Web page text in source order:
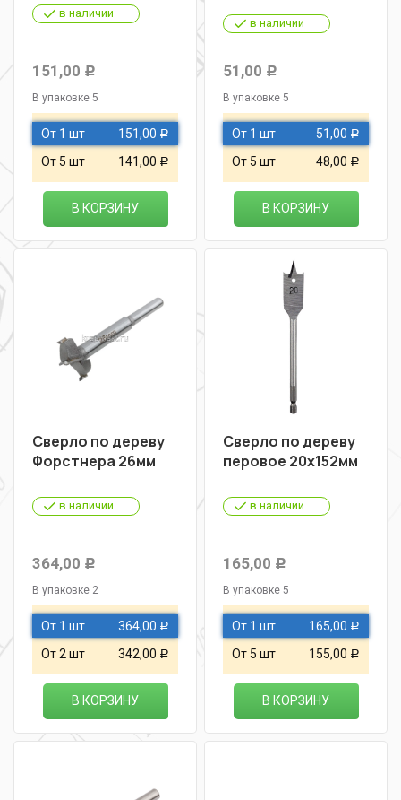
в наличии
151,00 Р
В упаковке 5
От 1 шт 151,00 Р
От 5 шт 141,00 Р
В КОРЗИНУ
в наличии
51,00 Р
В упаковке 5
От 1 шт 51,00 Р
От 5 шт 48,00 Р
В КОРЗИНУ
Сверло по дереву
Форстнера 26мм
в наличии
364,00 Р
В упаковке 2
От 1 шт 364,00 Р
От 2 шт 342,00 Р
В КОРЗИНУ
Сверло по дереву
перовое 20х152мм
в наличии
165,00 Р
В упаковке 5
От 1 шт 165,00 Р
От 5 шт 155,00 Р
В КОРЗИНУ